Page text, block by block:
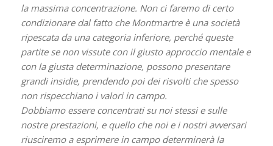
la massima concentrazione. Non ci faremo di certo
condizionare dal fatto che Montmartre è una società
ripescata da una categoria inferiore, perché queste
partite se non vissute con il giusto approccio mentale e
con la giusta determinazione, possono presentare
grandi insidie, prendendo poi dei risvolti che spesso
non rispecchiano i valori in campo.
Dobbiamo essere concentrati su noi stessi e sulle
nostre prestazioni, e quello che noi e i nostri avversari
riusciremo a esprimere in campo determinerà la